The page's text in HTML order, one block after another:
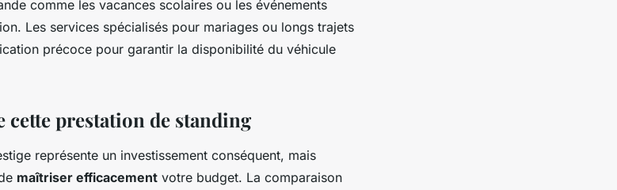
comme les vacances scolaires ou les événements
Les services spécialisés pour mariages ou longs trajets
précoce pour garantir la disponibilité du véhicule
cette prestation de standing
représente un investissement conséquent, mais
maîtriser efficacement votre budget. La comparaison